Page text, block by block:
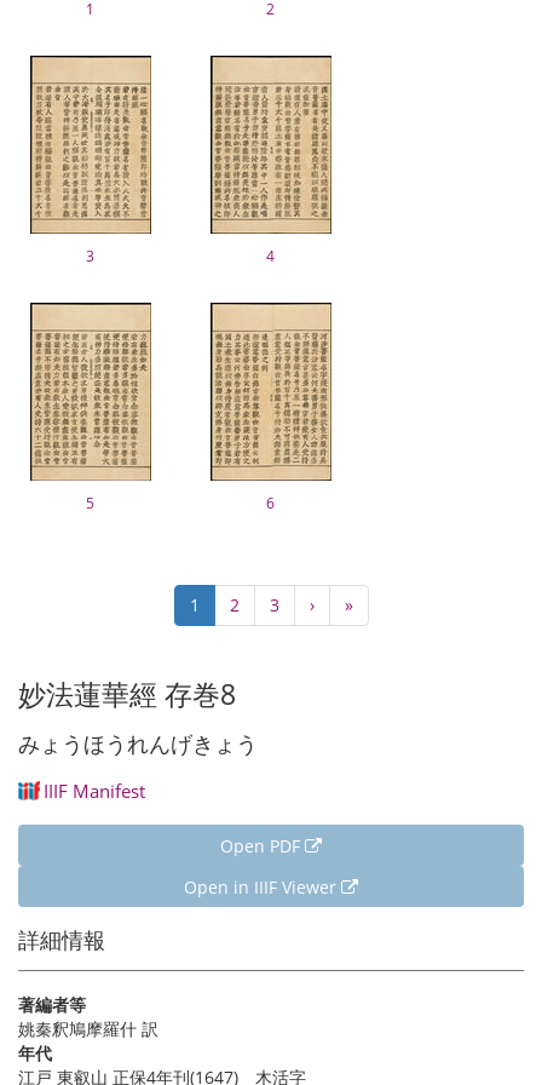
1 2
3 4
5 6
Current
page
1 Page
2 Page
3
Next
page
›
Last
page
»
妙法蓮華經 存巻8
みょうほうれんげきょう
IIIF Manifest
Open PDF
Open in IIIF Viewer
詳細情報
著編者等
姚秦釈鳩摩羅什 訳
年代
江戸 東叡山 正保4年刊(1647) 木活字